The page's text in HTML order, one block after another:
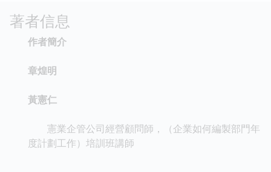
著者信息
作者簡介
章煌明
黃憲仁
憲業企管公司經營顧問師，（企業如何編製部門年
度計劃工作）培訓班講師